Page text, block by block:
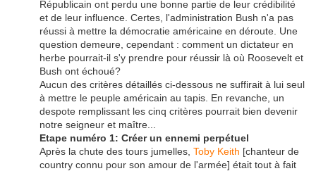
Républicain ont perdu une bonne partie de leur crédibilité
et de leur influence. Certes, l'administration Bush n'a pas
réussi à mettre la démocratie américaine en déroute. Une
question demeure, cependant : comment un dictateur en
herbe pourrait-il s'y prendre pour réussir là où Roosevelt et
Bush ont échoué?
Aucun des critères détaillés ci-dessous ne suffirait à lui seul
à mettre le peuple américain au tapis. En revanche, un
despote remplissant les cinq critères pourrait bien devenir
notre seigneur et maître...
Etape numéro 1: Créer un ennemi perpétuel
Après la chute des tours jumelles, Toby Keith [chanteur de
country connu pour son amour de l'armée] était tout à fait